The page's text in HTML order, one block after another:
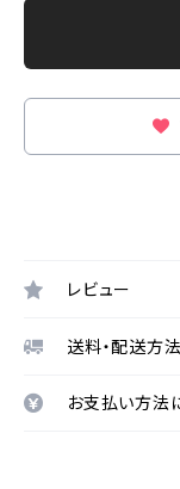
レビュー
送料・配送方
お支払い方法